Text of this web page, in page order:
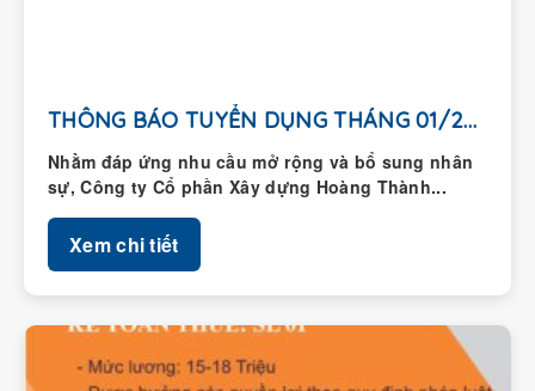
Nhằm đáp ứng nhu cầu mở rộng và bổ sung nhân
sự, Công ty Cổ phần Xây dựng Hoàng Thành...
Xem chi tiết